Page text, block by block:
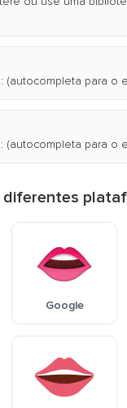
(autocompleta para o
(autocompleta para o
diferentes
Google